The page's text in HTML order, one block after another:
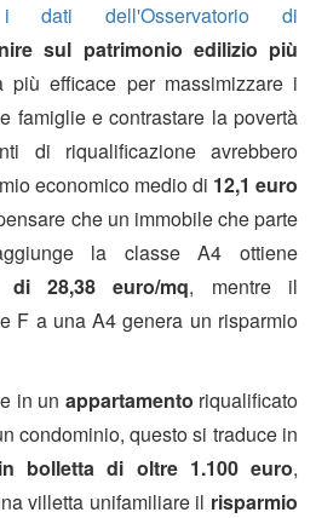
i dati dell'Osservatorio di
sul patrimonio edilizio più
più efficace per massimizzare i
famiglie e contrastare la povertà
di riqualificazione avrebbero
economico medio di 12,1 euro
che un immobile che parte
la classe A4 ottiene
di 28,38 euro/mq, mentre
il
F a una A4 genera un risparmio
in un appartamento riqualificato
condominio, questo si traduce in
bolletta di oltre 1.100 euro,
villetta unifamiliare il risparmio